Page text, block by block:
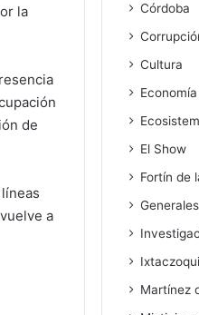
la
de
a
Córdoba
Cultura
El Show
Fortín de
Generales
Martínez